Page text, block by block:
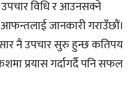
विधि र आउनसक्ने
जानकारी गराउँछौं।
नै उपचार सुरु हुन्छ कतिपय
प्रयास गर्दागर्दै पनि सफल